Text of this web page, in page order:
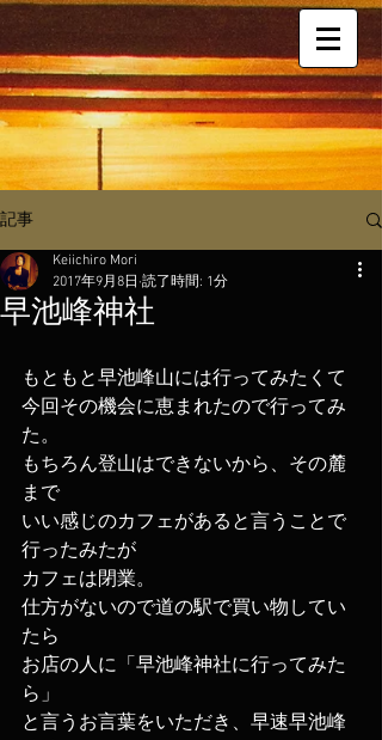
記事
早池峰神社
Keiichiro Mori
2017年9月8日 読了時間: 1分
もともと早池峰山には行ってみたくて
今回その機会に恵まれたので行ってみ
た。
もちろん登山はできないから、その麓
まで
いい感じのカフェがあると言うことで
行ったみたが
カフェは閉業。
仕方がないので道の駅で買い物してい
たら
お店の人に「早池峰神社に行ってみた
ら」
と言うお言葉をいただき、早速早池峰